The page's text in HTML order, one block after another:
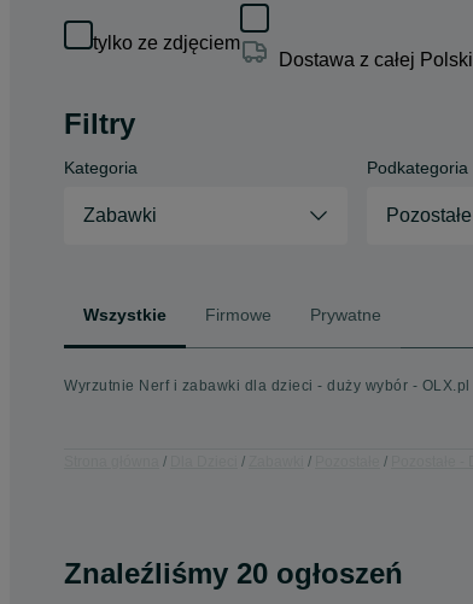
tylko ze zdjęciem
Dostawa z całej Polski
Filtry
Kategoria
Zabawki
Podkategoria
Pozostałe
Wszystkie Firmowe Prywatne
Wyrzutnie Nerf i zabawki dla dzieci - duży wybór - OLX.pl
Znaleźliśmy 20 ogłoszeń